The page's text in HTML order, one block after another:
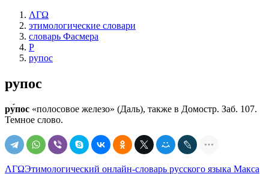
ΛΓΩ
этимологические словари
словарь Фасмера
Р
рупос
рупос
ру́пос «полосовое железо» (Даль), также в Домостр. Заб. 107.
Темное слово.
ΛΓΩЭтимологический онлайн-словарь русского языка Макса